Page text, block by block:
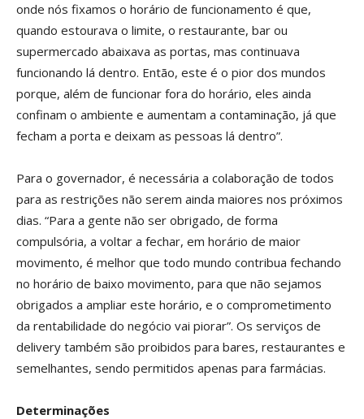
onde nós fixamos o horário de funcionamento é que,
quando estourava o limite, o restaurante, bar ou
supermercado abaixava as portas, mas continuava
funcionando lá dentro. Então, este é o pior dos mundos
porque, além de funcionar fora do horário, eles ainda
confinam o ambiente e aumentam a contaminação, já que
fecham a porta e deixam as pessoas lá dentro”.
Para o governador, é necessária a colaboração de todos
para as restrições não serem ainda maiores nos próximos
dias. “Para a gente não ser obrigado, de forma
compulsória, a voltar a fechar, em horário de maior
movimento, é melhor que todo mundo contribua fechando
no horário de baixo movimento, para que não sejamos
obrigados a ampliar este horário, e o comprometimento
da rentabilidade do negócio vai piorar”. Os serviços de
delivery também são proibidos para bares, restaurantes e
semelhantes, sendo permitidos apenas para farmácias.
Determinações